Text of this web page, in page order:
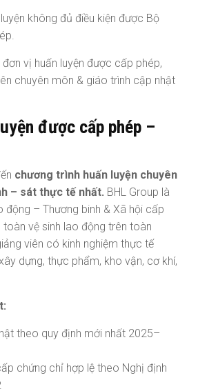
không đủ điều kiện được Bộ
vị huấn luyện được cấp phép,
chuyên môn & giáo trình cập nhật
được cấp phép –
chương trình huấn luyện chuyên
– sát thực tế nhất. BHL Group là
động – Thương binh & Xã hội cấp
toàn vệ sinh lao động trên toàn
viên có kinh nghiệm thực tế
dựng, thực phẩm, kho vận, cơ khí,
theo quy định mới nhất 2025–
chứng chỉ hợp lệ theo Nghị định